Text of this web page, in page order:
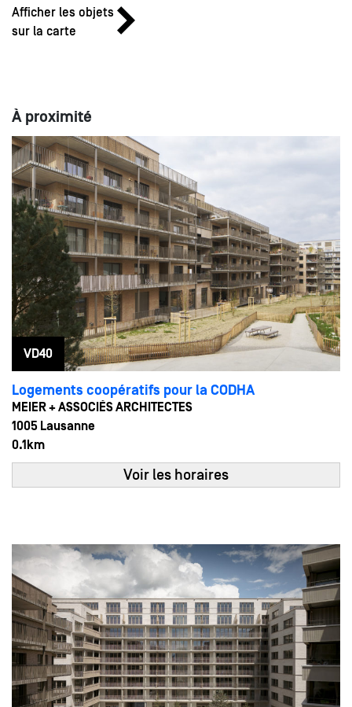
Afficher les objets
sur la carte
À proximité
VD40
Logements coopératifs pour la CODHA
MEIER + ASSOCIÉS ARCHITECTES
1005 Lausanne
0.1km
24
MAI
Sam
10:00 - 12:00
Voir les horaires
Sam
13:00 - 15:00